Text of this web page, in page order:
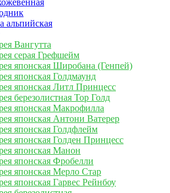
альпийская
Вангутта
серая Грефшейм
японская Широбана (Генпей)
японская Голдмаунд
японская Литл Принцесс
березолистная Тор Голд
японская Макрофилла
японская Антони Ватерер
японская Голдфлейм
японская Голден Принцесс
японская Манон
японская Фробелли
японская Мерло Стар
японская Гарвес Рейнбоу